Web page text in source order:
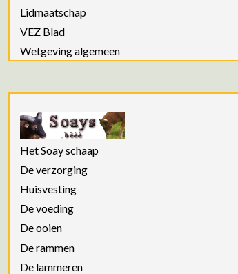
Lidmaatschap
VEZ Blad
Wetgeving algemeen
Het Soay schaap
De verzorging
Huisvesting
De voeding
De ooien
De rammen
De lammeren